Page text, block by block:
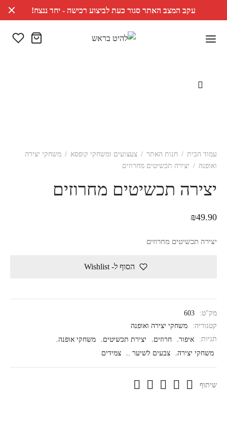
עקב המצב האתר סגור כעת לביצוע רכישה - יחד ננצח!
עמוד הבית / חנות האתר / צעצועים ומשחקי קופסא / משחקי יצירה
ואופנה / יצירה תכשיטים מחרוזים
יצירה תכשיטים מחרוזים
₪49.90
יצירה תכשיטים מחרוזים
הסוף ל- Wishlist
מק"ט:
603
קטגוריה:
משחקי יצירה ואופנה
תגיות:
איפור, חרוזים, יצירת תכשיטים, משחקי אופנה,
משחקי יצירה, צבעים לשיער . , צמידים
שיתוף